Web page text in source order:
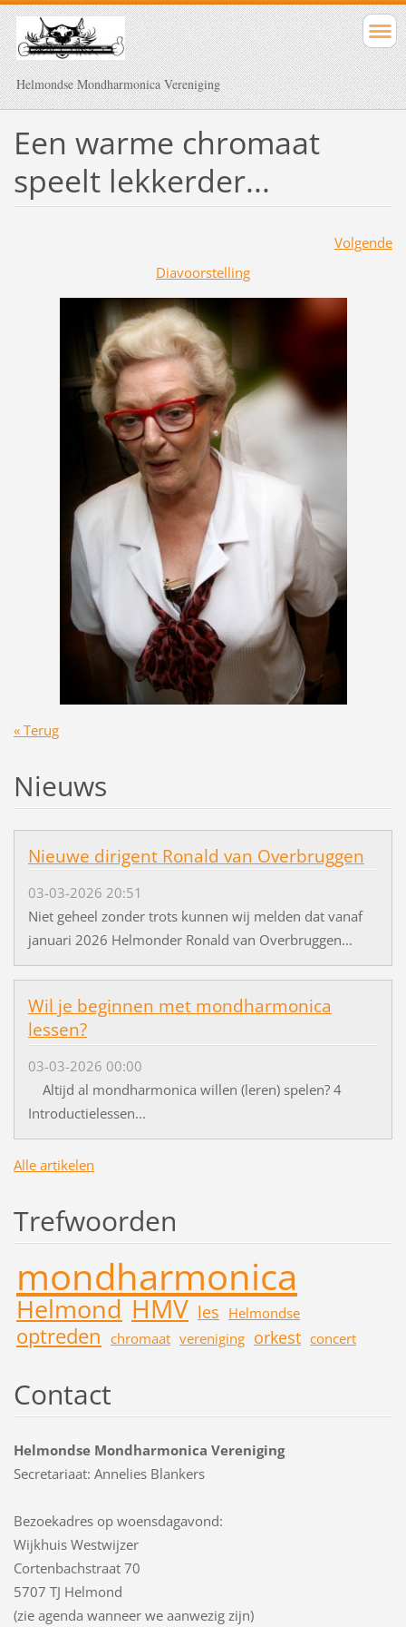
Helmondse Mondharmonica Vereniging
Een warme chromaat
speelt lekkerder...
Volgende
Diavoorstelling
« Terug
Nieuws
Nieuwe dirigent Ronald van Overbruggen
03-03-2026 20:51
Niet geheel zonder trots kunnen wij melden dat vanaf
januari 2026 Helmonder Ronald van Overbruggen...
Wil je beginnen met mondharmonica
lessen?
03-03-2026 00:00
Altijd al mondharmonica willen (leren) spelen? 4
Introductielessen...
Alle artikelen
Trefwoorden
mondharmonica
Helmond HMV les Helmondse
optreden chromaat vereniging orkest concert
Contact
Helmondse Mondharmonica Vereniging
Secretariaat: Annelies Blankers
Bezoekadres op woensdagavond:
Wijkhuis Westwijzer
Cortenbachstraat 70
5707 TJ Helmond
(zie agenda wanneer we aanwezig zijn)